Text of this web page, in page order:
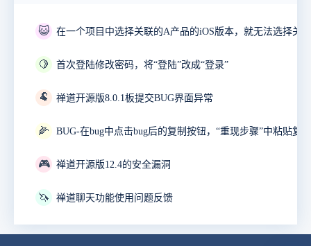
😺
🍋 首次登陆修改密码，将“登陆”改成“登录”
🐏 禅道开源版8.0.1板提交BUG界面异常
🌽
🎮 禅道开源版12.4的安全漏洞
🦄 禅道聊天功能使用问题反馈